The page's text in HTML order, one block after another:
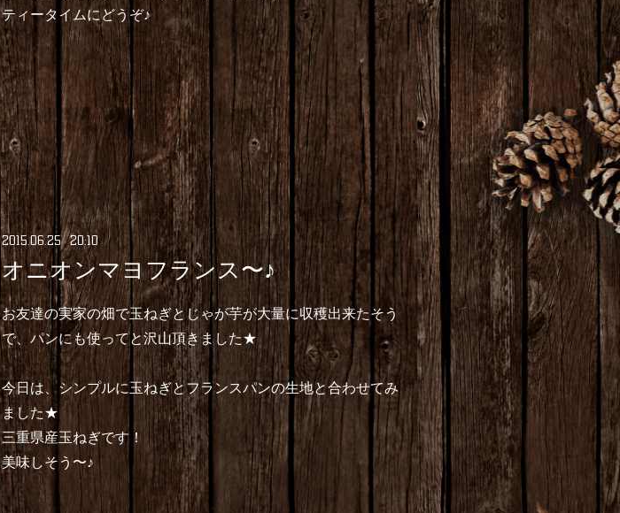
ティータイムにどうぞ♪
2015.06.25 20:10
オニオンマヨフランス〜♪
お友達の実家の畑で玉ねぎとじゃが芋が大量に収穫出来たそう
で、パンにも使ってと沢山頂きました★
今日は、シンプルに玉ねぎとフランスパンの生地と合わせてみ
ました★
三重県産玉ねぎです！
美味しそう〜♪